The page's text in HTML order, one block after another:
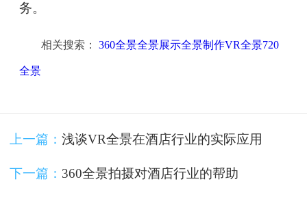
务。
相关搜索： 360全景全景展示全景制作VR全景720
全景
上一篇： 浅谈VR全景在酒店行业的实际应用
下一篇： 360全景拍摄对酒店行业的帮助